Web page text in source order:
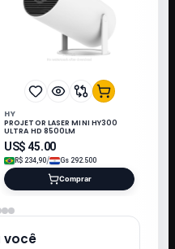
HY
PROJETOR LASER MINI HY300
ULTRA HD 8500LM
US$ 45.00
R$ 234,90/ Gs 292.500
Comprar
você